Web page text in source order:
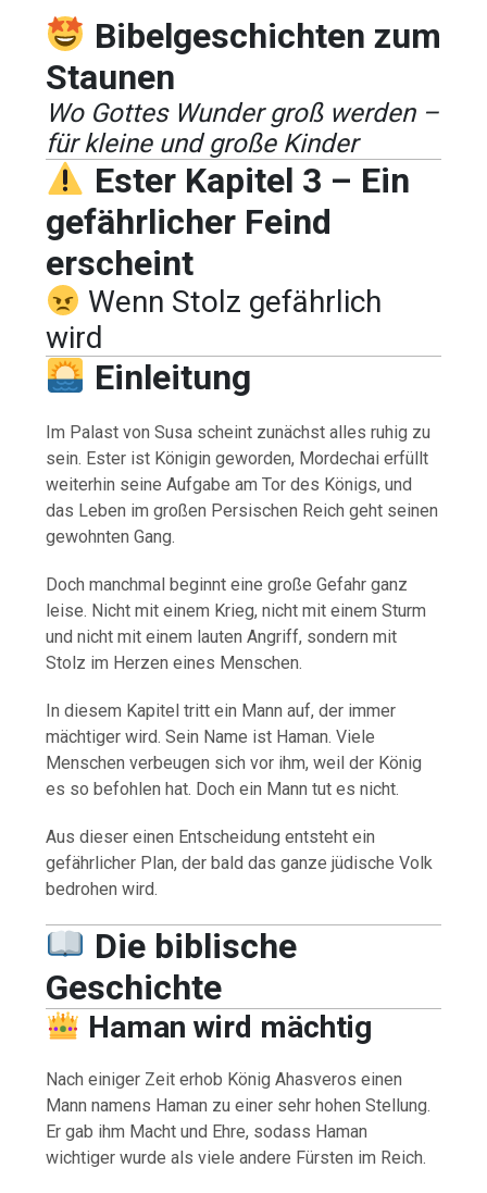
Bibelgeschichten zum
Staunen
Wo Gottes Wunder groß werden –
für kleine und große Kinder
Ester Kapitel 3 – Ein
gefährlicher Feind
erscheint
Wenn Stolz gefährlich
wird
Einleitung
Im Palast von Susa scheint zunächst alles ruhig zu
sein. Ester ist Königin geworden, Mordechai erfüllt
weiterhin seine Aufgabe am Tor des Königs, und
das Leben im großen Persischen Reich geht seinen
gewohnten Gang.
Doch manchmal beginnt eine große Gefahr ganz
leise. Nicht mit einem Krieg, nicht mit einem Sturm
und nicht mit einem lauten Angriff, sondern mit
Stolz im Herzen eines Menschen.
In diesem Kapitel tritt ein Mann auf, der immer
mächtiger wird. Sein Name ist Haman. Viele
Menschen verbeugen sich vor ihm, weil der König
es so befohlen hat. Doch ein Mann tut es nicht.
Aus dieser einen Entscheidung entsteht ein
gefährlicher Plan, der bald das ganze jüdische Volk
bedrohen wird.
Die biblische
Geschichte
Haman wird mächtig
Nach einiger Zeit erhob König Ahasveros einen
Mann namens Haman zu einer sehr hohen Stellung.
Er gab ihm Macht und Ehre, sodass Haman
wichtiger wurde als viele andere Fürsten im Reich.